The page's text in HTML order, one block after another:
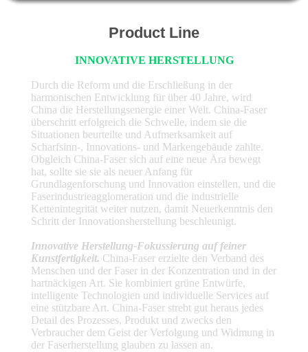
UNS
VERBINDUNG
NACHRICHTEN
FÄLLE
FORDERN
EIN
ZITAT
Product Line
INNOVATIVE HERSTELLUNG
Durch die Reform und die Erschließung in der
harmonischen Entwicklung für über 40 Jahre, wird
China die Herstellungsenergie einer Welt. China-Faser
überschritt erfolgreich die Schwelle, indem sie die
Situationen beurteilte und Aufmerksamkeit auf
Scharfsinn-, Innovations- und Markengebäude zahlte.
Obgleich China-Faser sich auf eine neue Ära bewegt
hat, sollte sie sie als neuer Anfang für
Grundlagenforschung und Innovation einstellen, und die
Faserindustrieagglomeration und die industrielle
Kettenintegrität weiter nutzen, damit Neuerkenntnis den
Schritt der Innovationsherstellung beschleunigt.
Innovative Herstellung-Fokussierung auf feiner
Kunstfertigkeit. China-Faser erzielte den Verband des
Menschen und der Faser in der Konzentration und in der
hartnäckigen Art. Sie kombiniert grüne Entwürfe,
intelligente Technologien und individuelle Services auf
eine stützbare Art. China-Faser strebt gut heraus jedes
Detail des Prozesses, Produkt und zwecks den
Verbraucher dem Geist der Verfolgung und Widmung in
der Faserherstellung glauben zu lassen an.